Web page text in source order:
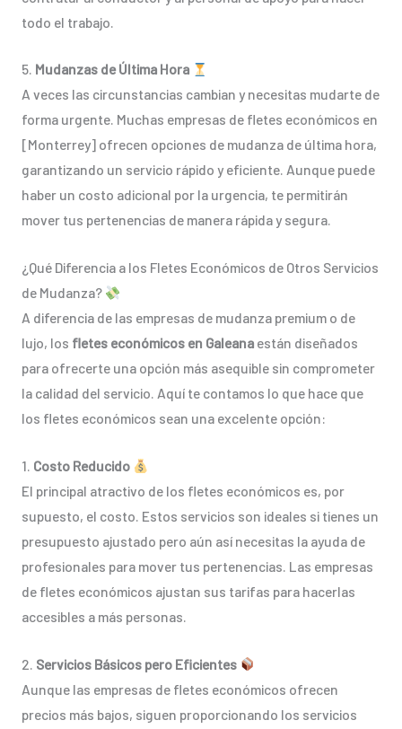
todo el trabajo.
5. Mudanzas de Última Hora
A veces las circunstancias cambian y necesitas mudarte de
forma urgente. Muchas empresas de fletes económicos en
[Monterrey] ofrecen opciones de mudanza de última hora,
garantizando un servicio rápido y eficiente. Aunque puede
haber un costo adicional por la urgencia, te permitirán
mover tus pertenencias de manera rápida y segura.
¿Qué Diferencia a los Fletes Económicos de Otros Servicios
de Mudanza?
A diferencia de las empresas de mudanza premium o de
lujo, los fletes económicos en Galeanaestán diseñados
para ofrecerte una opción más asequible sin comprometer
la calidad del servicio. Aquí te contamos lo que hace que
los fletes económicos sean una excelente opción:
1. Costo Reducido
El principal atractivo de los fletes económicos es, por
supuesto, el costo. Estos servicios son ideales si tienes un
presupuesto ajustado pero aún así necesitas la ayuda de
profesionales para mover tus pertenencias. Las empresas
de fletes económicos ajustan sus tarifas para hacerlas
accesibles a más personas.
2. Servicios Básicos pero Eficientes
Aunque las empresas de fletes económicos ofrecen
precios más bajos, siguen proporcionando los servicios